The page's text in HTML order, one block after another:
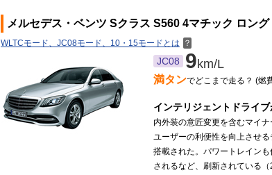
メルセデス・ベンツ Sクラス S560 4マチック ロン
WLTCモード、JC08モード、10・15モードとは ？
JC08 9km/L
満タンでどこまで走る？ (燃
インテリジェントドライ
内外装の意匠変更を含むマイ
ユーザーの利便性を向上させ
搭載された。パワートレイン
されるなど、刷新されている（